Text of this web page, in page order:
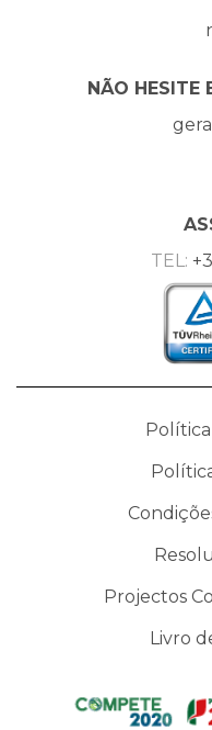
NÃO HESITE
TEL:
Projectos
Livro